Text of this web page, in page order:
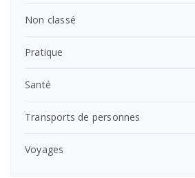
Non classé
Pratique
Santé
Transports de personnes
Voyages